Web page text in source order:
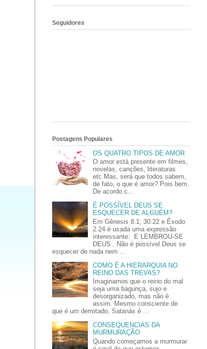
Seguidores
Postagens Populares
OS QUATRO TIPOS DE AMOR
O amor está presente em filmes,
novelas, canções, literaturas
etc.Mas, será que todos sabem,
de fato, o que é amor? Pois bem.
De acordo c...
É POSSÍVEL DEUS SE
ESQUECER DE ALGUÉM?
Em Gênesis 8.1; 30.22 e Êxodo
2.24 é usada uma expressão
interessante: E LEMBROU-SE
DEUS . Não é possível Deus se
esquecer de nada nem ...
COMO É A HIERARQUIA NO
REINO DAS TREVAS?
Imaginamos que o reino do mal
seja uma bagunça, sujo e
desorganizado, mas não é
assim. Mesmo consciente de
que é um derrotado, Satanás é ...
CONSEQUENCIAS DA
MURMURAÇÃO
Quando começamos a murmurar